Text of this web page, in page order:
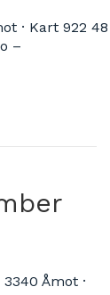
· Kart 922 48
–
Åmot ·